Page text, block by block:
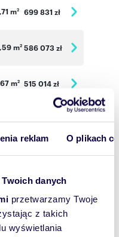
reklam O plikach
danych
przetwarzamy Twoje
z takich
wyświetlania
m2 699 831 zł
m2 586 073 zł
m2 515 014 zł
m 432 308 zł
m 846 864 zł